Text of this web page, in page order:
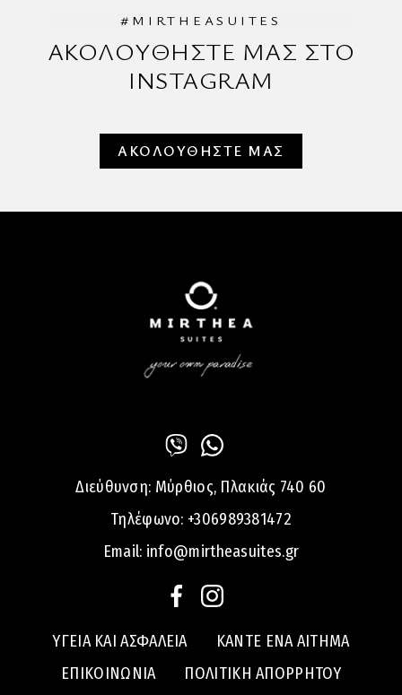
#MIRTHEASUITES
ΑΚΟΛΟΥΘΗΣΤΕ ΜΑΣ ΣΤΟ
INSTAGRAM
ΑΚΟΛΟΥΘΗΣΤΕ ΜΑΣ
Διεύθυνση: Μύρθιος, Πλακιάς 740 60
Τηλέφωνο: +306989381472
Email: info@mirtheasuites.gr
ΥΓΕΙΑ ΚΑΙ ΑΣΦΑΛΕΙΑ
ΚΑΝΤΕ ΕΝΑ ΑΙΤΗΜΑ
ΕΠΙΚΟΙΝΩΝΙΑ
ΠΟΛΙΤΙΚΗ ΑΠΟΡΡΗΤΟΥ